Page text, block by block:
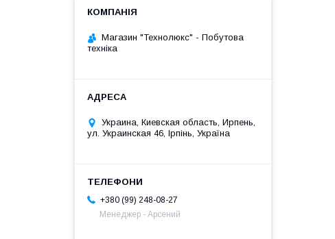
Магазин "Технолюкс" - Побутова
техніка
Украина, Киевская область, Ирпень,
ул. Украинская 46, Ірпінь, Україна
+380 (99) 248-08-27
Менеджер - Арсений